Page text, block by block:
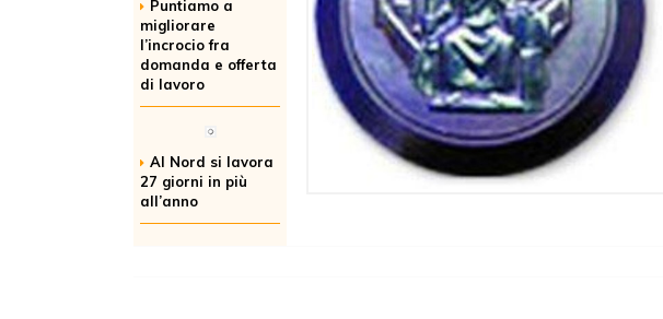
Puntiamo a
migliorare
l’incrocio fra
domanda e offerta
di lavoro
Al Nord si lavora
27 giorni in più
all’anno